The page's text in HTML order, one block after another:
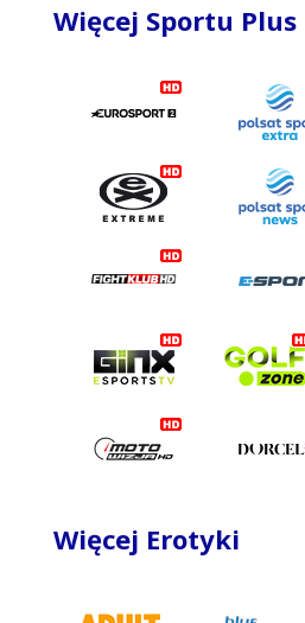
Więcej Sportu Plus
Więcej Erotyki